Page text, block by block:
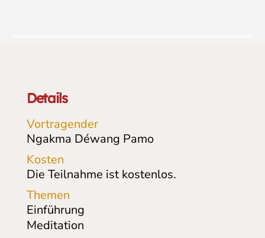
Details
Vortragender
Ngakma Déwang Pamo
Kosten
Die Teilnahme ist kostenlos.
Themen
Einführung
Meditation